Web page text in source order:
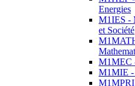
Energies
M1IES -
et Société
M1MEC
M1MIE -